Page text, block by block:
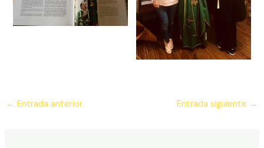
← Entrada anterior Entrada siguiente →